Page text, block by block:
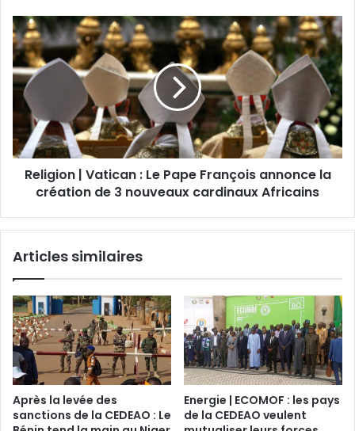
Religion | Vatican : Le Pape François annonce la
création de 3 nouveaux cardinaux Africains
Articles similaires
Après la levée des
sanctions de la CEDEAO : Le
Energie | ECOMOF : les pays
de la CEDEAO veulent